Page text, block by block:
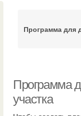
Программа для
Программа
участка